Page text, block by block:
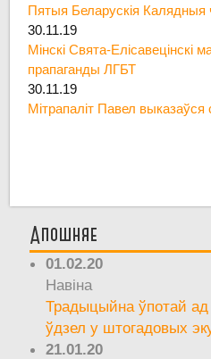
Пятыя Беларускія Калядныя
30.11.19
Мінскі Свята-Елісавецінскі
прапаганды ЛГБТ
30.11.19
Мітрапаліт Павел
Апошняе
01.02.20
Навіна
Традыцыйна ўпотай ад
ўдзел у штогадовых
21.01.20